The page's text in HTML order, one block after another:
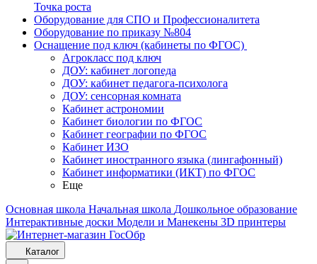
Точка роста
Оборудование для СПО и Профессионалитета
Оборудование по приказу №804
Оснащение под ключ (кабинеты по ФГОС)
Агрокласс под ключ
ДОУ: кабинет логопеда
ДОУ: кабинет педагога-психолога
ДОУ: сенсорная комната
Кабинет астрономии
Кабинет биологии по ФГОС
Кабинет географии по ФГОС
Кабинет ИЗО
Кабинет иностранного языка (лингафонный)
Кабинет информатики (ИКТ) по ФГОС
Еще
Основная школа Начальная школа Дошкольное образование
Интерактивные доски Модели и Манекены 3D принтеры
Каталог